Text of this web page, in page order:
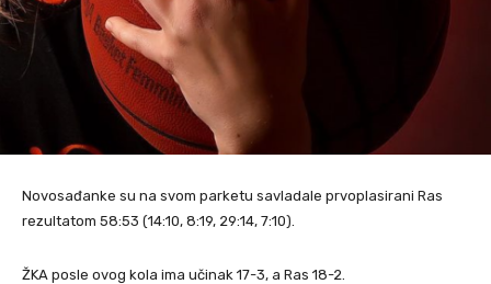
Novosađanke su na svom parketu savladale prvoplasirani Ras
rezultatom 58:53 (14:10, 8:19, 29:14, 7:10).
ŽKA posle ovog kola ima učinak 17-3, a Ras 18-2.